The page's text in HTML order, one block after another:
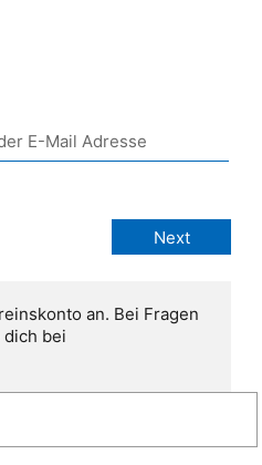
an. Bei Fragen
bei